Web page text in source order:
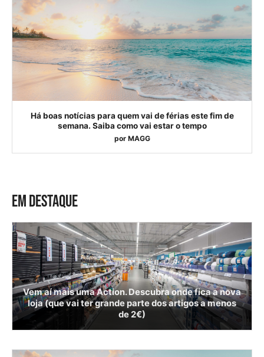
Há boas notícias para quem vai de férias este fim de
semana. Saiba como vai estar o tempo
por MAGG
EM DESTAQUE
Vem aí mais uma Action. Descubra onde fica a nova
loja (que vai ter grande parte dos artigos a menos
de 2€)